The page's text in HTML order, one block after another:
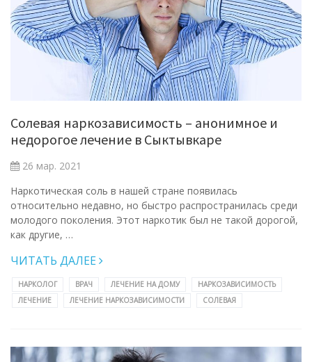
Солевая наркозависимость – анонимное и
недорогое лечение в Сыктывкаре
26 мар. 2021
Наркотическая соль в нашей стране появилась
относительно недавно, но быстро распространилась среди
молодого поколения. Этот наркотик был не такой дорогой,
как другие, …
ЧИТАТЬ ДАЛЕЕ
НАРКОЛОГ ВРАЧ ЛЕЧЕНИЕ НА ДОМУ
НАРКОЗАВИСИМОСТЬ
ЛЕЧЕНИЕ
ЛЕЧЕНИЕ НАРКОЗАВИСИМОСТИ СОЛЕВАЯ